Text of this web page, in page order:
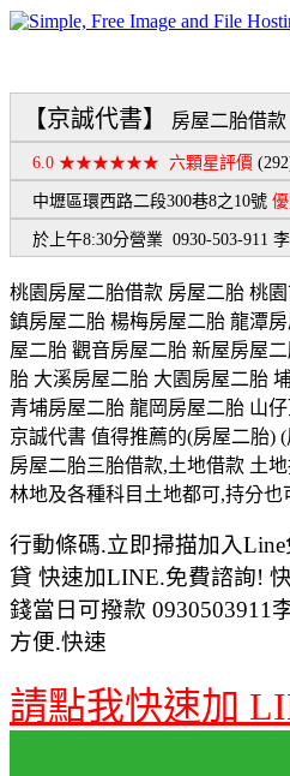
【京誠代書】 房屋二胎借款
6.0 ★★★★★★ 六顆星評價
中壢區環西路二段300巷8之10號
於上午8:30分營業 0930-503-911
桃園房屋二胎借款 房屋二胎 桃
鎮房屋二胎 楊梅房屋二胎 龍潭
屋二胎 觀音房屋二胎 新屋房屋
胎 大溪房屋二胎 大園房屋二胎
青埔房屋二胎 龍岡房屋二胎 山
京誠代書 值得推薦的(房屋二胎)
房屋二胎三胎借款,土地借款 土
林地及各種科目土地都可,持分也
行動條碼.立即掃描加入
貸 快速加LINE.免費諮詢!
錢當日可撥款 0930503911
方便.快速
請點我快速加